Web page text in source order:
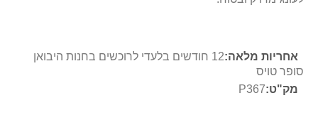
מידע
נוסף
12 חודשים בלעדי לרוכשים בחנות היבואן
סופר טויס
P367